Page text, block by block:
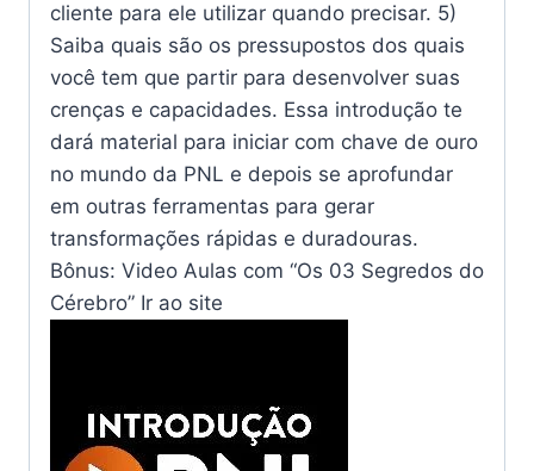
cliente para ele utilizar quando precisar. 5)
Saiba quais são os pressupostos dos quais
você tem que partir para desenvolver suas
crenças e capacidades. Essa introdução te
dará material para iniciar com chave de ouro
no mundo da PNL e depois se aprofundar
em outras ferramentas para gerar
transformações rápidas e duradouras.
Bônus: Video Aulas com “Os 03 Segredos do
Cérebro” Ir ao site